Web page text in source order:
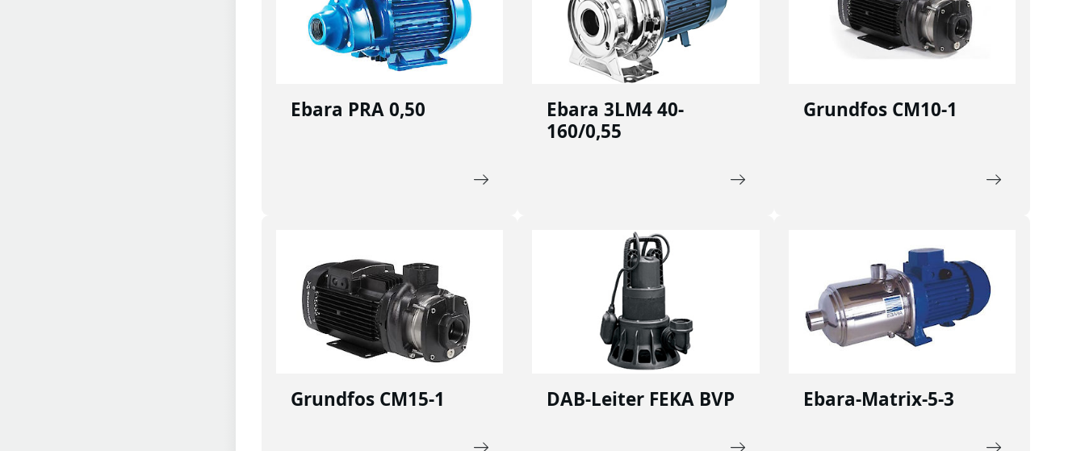
Ebara PRA 0,50
Ebara 3LM4 40-
160/0,55
Grundfos CM10-1
Grundfos CM15-1 DAB-Leiter FEKA BVP Ebara-Matrix-5-3